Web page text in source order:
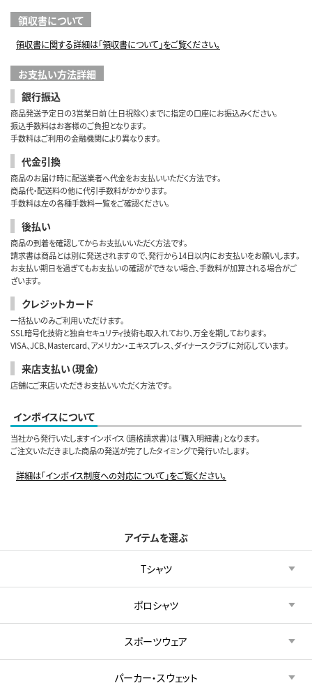
領収書について
領収書に関する詳細は「領収書について」をご覧ください。
お支払い方法詳細
銀行振込
商品発送予定日の3営業日前（土日祝除く）までに指定の口座にお振込みください。
振込手数料はお客様のご負担となります。
手数料はご利用の金融機関により異なります。
代金引換
商品のお届け時に配送業者へ代金をお支払いいただく方法です。
商品代・配送料の他に代引手数料がかかります。
手数料は左の各種手数料一覧をご確認ください。
後払い
商品の到着を確認してからお支払いいただく方法です。
請求書は商品とは別に発送されますので、発行から14日以内にお支払いをお願いします。
お支払い期日を過ぎてもお支払いの確認ができない場合、手数料が加算される場合がご
ざいます。
クレジットカード
一括払いのみご利用いただけます。
SSL暗号化技術と独自セキュリティ技術も取入れており、万全を期しております。
VISA、JCB、Mastercard、アメリカン・エキスプレス、ダイナースクラブに対応しています。
来店支払い（現金）
店舗にご来店いただきお支払いいただく方法です。
インボイスについて
当社から発行いたしますインボイス（適格請求書）は「購入明細書」となります。
ご注文いただきました商品の発送が完了したタイミングで発行いたします。
詳細は「インボイス制度への対応について」をご覧ください。
アイテムを選ぶ
Tシャツ
ポロシャツ
スポーツウェア
パーカー・スウェット